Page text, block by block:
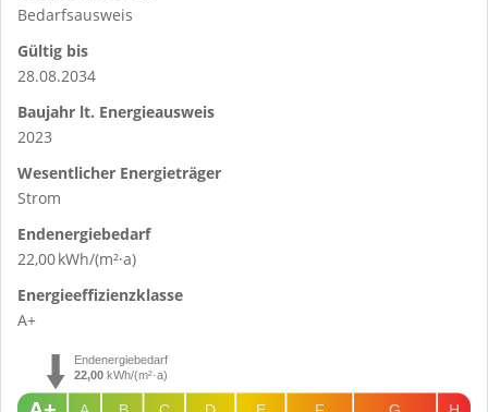
Bedarfs­ausweis
Gültig bis
28.08.2034
Baujahr lt. Energieausweis
2023
Wesentlicher Energieträger
Strom
Endenergie­bedarf
22,00 kWh/(m²·a)
Energie­effizienz­klasse
A+
Endenergiebedarf
22,00 kWh/(m²·a)